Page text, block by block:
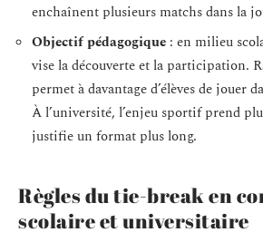
enchaînent plusieurs matchs dans la
Objectif pédagogique : en milieu
vise la découverte et la participation.
permet à davantage d’élèves de jouer
À l’université, l’enjeu sportif prend
justifie un format plus long.
Règles du tie-break en
scolaire et universitaire